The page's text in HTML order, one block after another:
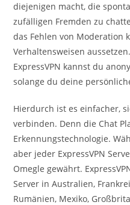
diejenigen macht, die
zufälligen Fremden zu
das Fehlen von Moderation
Verhaltensweisen
ExpressVPN kannst du
solange du deine
Hierdurch ist es einfacher,
verbinden. Denn die Chat
Erkennungstechnologie.
aber jeder ExpressVPN
Omegle gewährt.
Server in Australien,
Rumänien, Mexiko,